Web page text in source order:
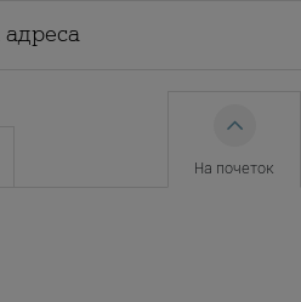
На почеток